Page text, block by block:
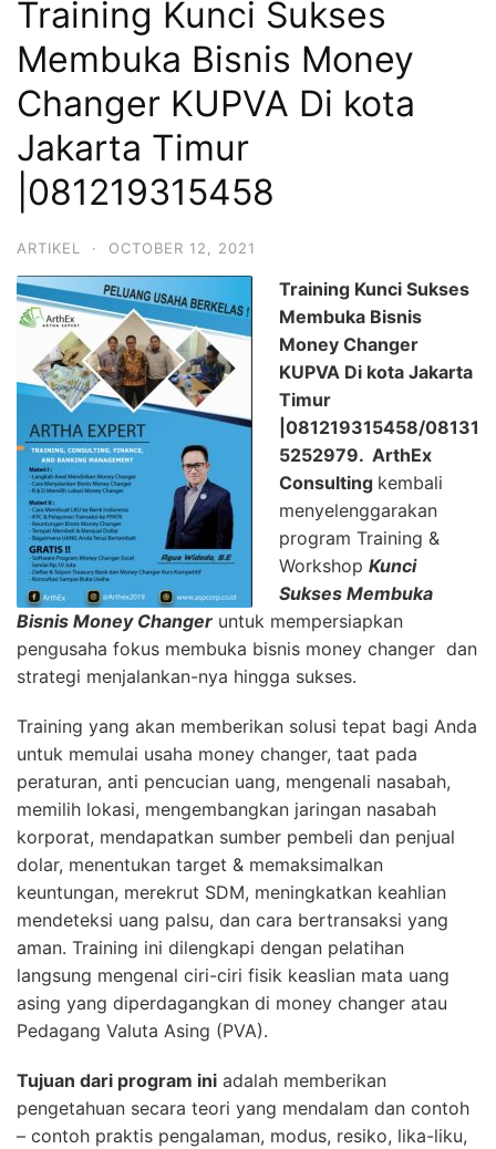
Training Kunci Sukses
Membuka Bisnis Money
Changer KUPVA Di kota
Jakarta Timur
|081219315458
ARTIKEL · OCTOBER 12, 2021
Training Kunci Sukses
Membuka Bisnis
Money Changer
KUPVA Di kota Jakarta
Timur
|081219315458/08131
5252979. ArthEx
Consulting kembali
menyelenggarakan
program Training &
Workshop Kunci
Sukses Membuka
Bisnis Money Changer untuk mempersiapkan
pengusaha fokus membuka bisnis money changer dan
strategi menjalankan-nya hingga sukses.
Training yang akan memberikan solusi tepat bagi Anda
untuk memulai usaha money changer, taat pada
peraturan, anti pencucian uang, mengenali nasabah,
memilih lokasi, mengembangkan jaringan nasabah
korporat, mendapatkan sumber pembeli dan penjual
dolar, menentukan target & memaksimalkan
keuntungan, merekrut SDM, meningkatkan keahlian
mendeteksi uang palsu, dan cara bertransaksi yang
aman. Training ini dilengkapi dengan pelatihan
langsung mengenal ciri-ciri fisik keaslian mata uang
asing yang diperdagangkan di money changer atau
Pedagang Valuta Asing (PVA).
Tujuan dari program ini adalah memberikan
pengetahuan secara teori yang mendalam dan contoh
– contoh praktis pengalaman, modus, resiko, lika-liku,